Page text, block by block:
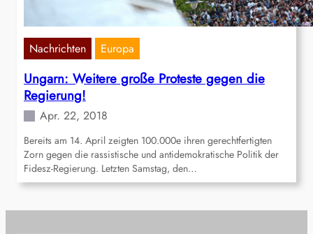
Nachrichten Europa
Ungarn: Weitere große Proteste gegen die
Regierung!
Apr. 22, 2018
Bereits am 14. April zeigten 100.000e ihren gerechtfertigten
Zorn gegen die rassistische und antidemokratische Politik der
Fidesz-Regierung. Letzten Samstag, den…